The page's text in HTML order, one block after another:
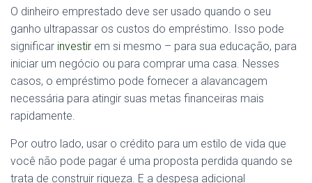
O dinheiro emprestado deve ser usado quando o seu
ganho ultrapassar os custos do empréstimo. Isso pode
significar investir em si mesmo – para sua educação, para
iniciar um negócio ou para comprar uma casa. Nesses
casos, o empréstimo pode fornecer a alavancagem
necessária para atingir suas metas financeiras mais
rapidamente.
Por outro lado, usar o crédito para um estilo de vida que
você não pode pagar é uma proposta perdida quando se
trata de construir riqueza. E a despesa adicional